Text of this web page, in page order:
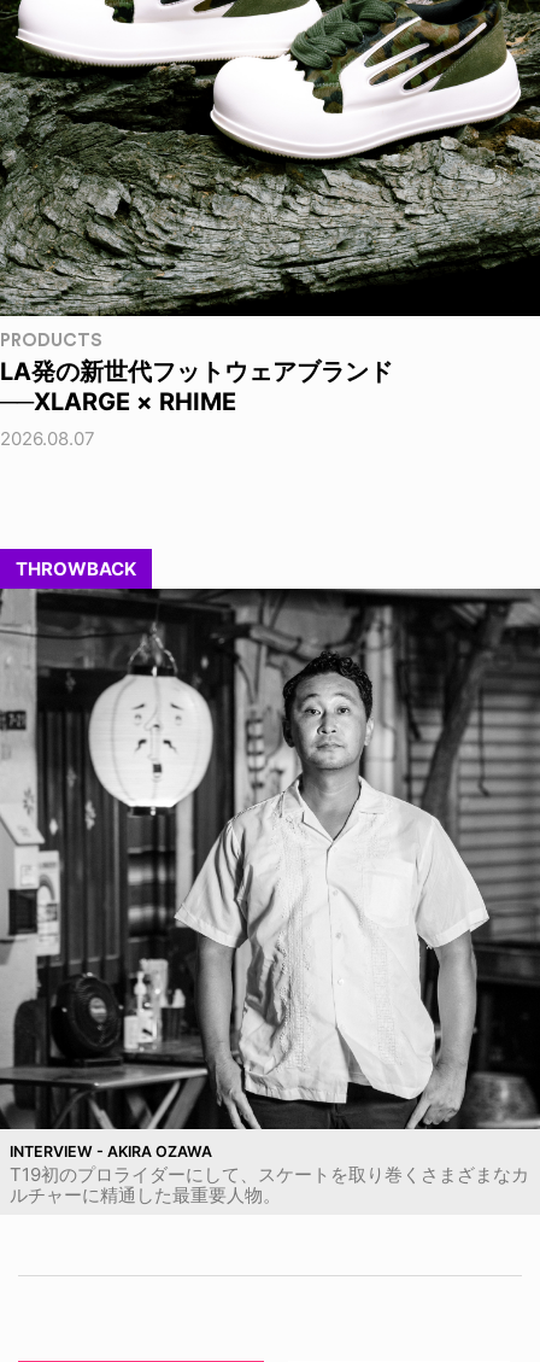
PRODUCTS
LA発の新世代フットウェアブランド
──XLARGE × RHIME
2026.08.07
THROWBACK
INTERVIEW - AKIRA OZAWA
T19初のプロライダーにして、スケートを取り巻くさまざまなカ
ルチャーに精通した最重要人物。